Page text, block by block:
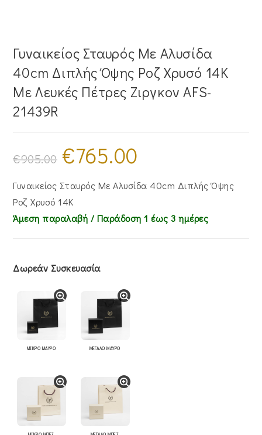
Γυναικείος Σταυρός Με Αλυσίδα
40cm Διπλής Όψης Ροζ Χρυσό 14K
Με Λευκές Πέτρες Ζιργκον AFS-
21439R
€905.00
Original
price
was:
€765.00
€765.00.
Γυναικείος Σταυρός Με Αλυσίδα 40cm Διπλής Όψης
Ροζ Χρυσό 14K
Άμεση παραλαβή / Παράδoση 1 έως 3 ημέρες
Δωρεάν Συσκευασία
ΜΙΚΡΟ ΜΑΥΡΟ ΜΕΓΑΛΟ ΜΑΥΡΟ